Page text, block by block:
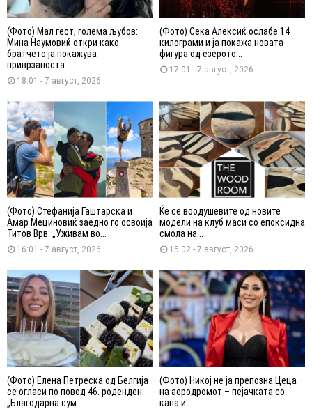
(Фото) Мал гест, голема љубов:
Мина Наумовиќ откри како
братчето ја покажува
приврзаноста...
18:01 - 7 август, 2026
(Фото) Сека Алексиќ ослабе 14
килограми и ја покажа новата
фигура од езерото...
17:01 - 7 август, 2026
(Фото) Стефанија Гаштарска и
Амар Мециновиќ заедно го освоија
Титов Врв: „Уживам во...
16:01 - 7 август, 2026
Ќе се воодушевите од новите
модели на клуб маси со епоксидна
смола на...
15:02 - 7 август, 2026
(Фото) Елена Петреска од Белгија
се огласи по повод 46. роденден:
„Благодарна сум...
(Фото) Никој не ја препозна Цеца
на аеродромот – пејачката со
капа и...